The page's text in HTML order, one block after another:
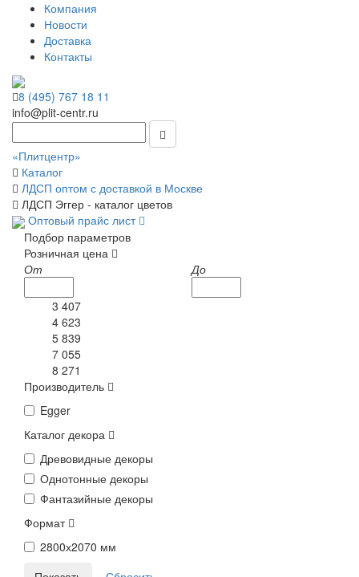
Компания
Новости
Доставка
Контакты
8 (495) 767 18 11
info@plit-centr.ru
«Плитцентр»
Каталог
ЛДСП оптом с доставкой в Москве
ЛДСП Эггер - каталог цветов
Оптовый прайс лист
Подбор параметров
Розничная цена
От
До
3 407
4 623
5 839
7 055
8 271
Производитель
Egger
Каталог декора
Древовидные декоры
Однотонные декоры
Фантазийные декоры
Формат
2800х2070 мм